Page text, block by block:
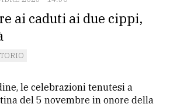
ai caduti ai due cippi,
le celebrazioni tenutesi a
del 5 novembre in onore della